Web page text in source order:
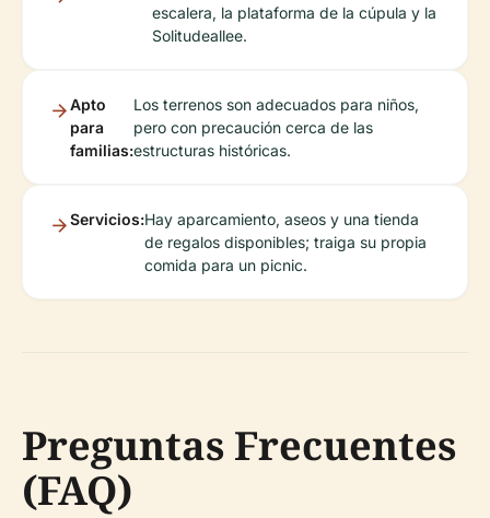
escalera, la plataforma de la cúpula y la
Solitudeallee.
Apto
para
familias:
Los terrenos son adecuados para niños,
pero con precaución cerca de las
estructuras históricas.
Servicios:Hay aparcamiento, aseos y una tienda
de regalos disponibles; traiga su propia
comida para un picnic.
Preguntas Frecuentes
(FAQ)